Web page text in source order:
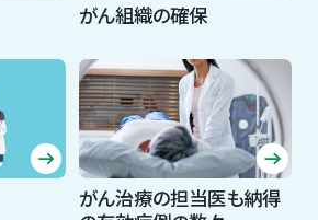
がん組織の確保
がん治療の担当医も納得